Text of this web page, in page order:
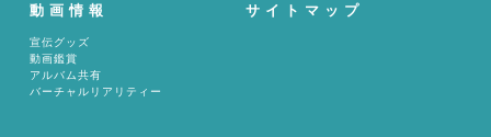
動画情報
宣伝グッズ
動画鑑賞
アルバム共有
バーチャルリアリティー
サイトマップ